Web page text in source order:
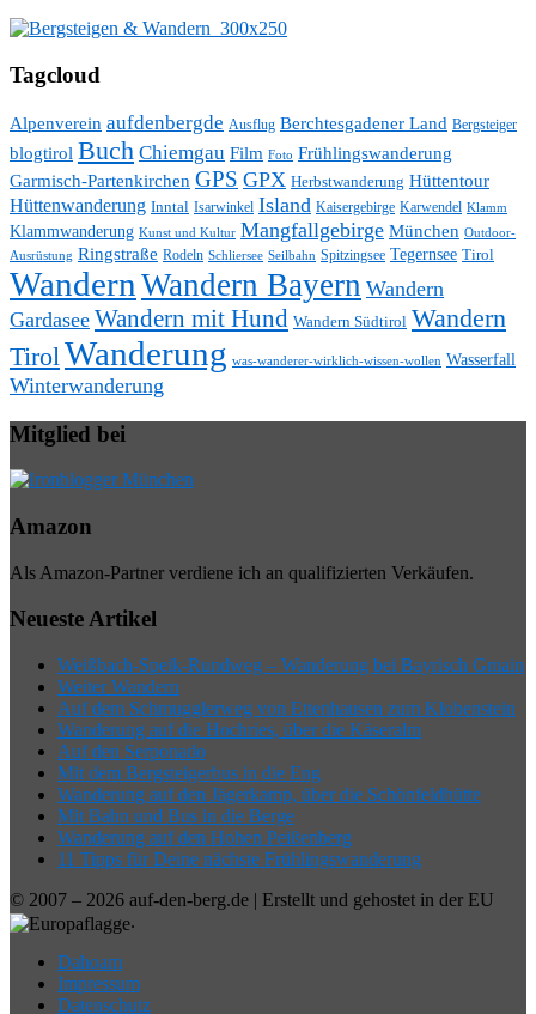
Tagcloud
Alpenverein aufdenbergde Ausflug Berchtesgadener Land Bergsteiger
blogtirol Buch Chiemgau Film Foto Frühlingswanderung
Garmisch-Partenkirchen GPS GPX Herbstwanderung Hüttentour
Hüttenwanderung Inntal Isarwinkel Island Kaisergebirge Karwendel Klamm
Klammwanderung Kunst und Kultur Mangfallgebirge München Outdoor-
Ausrüstung Ringstraße Rodeln Schliersee Seilbahn Spitzingsee Tegernsee Tirol
Wandern Wandern Bayern Wandern
Gardasee Wandern mit Hund Wandern Südtirol Wandern
TirolWanderung was-wanderer-wirklich-wissen-wollen Wasserfall
Winterwanderung
Mitglied bei
Amazon
Als Amazon-Partner verdiene ich an qualifizierten Verkäufen.
Neueste Artikel
Weißbach-Speik-Rundweg – Wanderung bei Bayrisch Gmain
Weiter Wandern
Auf dem Schmugglerweg von Ettenhausen zum Klobenstein
Wanderung auf die Hochries, über die Käseralm
Auf den Serponado
Mit dem Bergsteigerbus in die Eng
Wanderung auf den Jägerkamp, über die Schönfeldhütte
Mit Bahn und Bus in die Berge
Wanderung auf den Hohen Peißenberg
11 Tipps für Deine nächste Frühlingswanderung
© 2007 – 2026 auf-den-berg.de | Erstellt und gehostet in der EU
.
Dahoam
Impressum
Datenschutz